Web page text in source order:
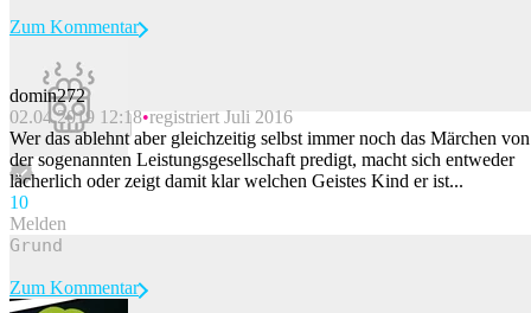
Beitrag melden
Zum Kommentar
domin272
02.04.2019 12:18 registriert Juli 2016
Wer das ablehnt aber gleichzeitig selbst immer noch das Märchen von
der sogenannten Leistungsgesellschaft predigt, macht sich entweder
lächerlich oder zeigt damit klar welchen Geistes Kind er ist...
10
Melden
Zum Kommentar